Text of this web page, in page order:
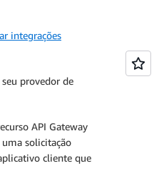
integrações
provedor de
API Gateway
solicitação
cliente que